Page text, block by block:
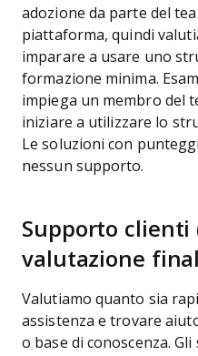
adozione da parte del
piattaforma, quindi
imparare a usare uno
formazione minima.
impiega un membro del
iniziare a utilizzare lo
Le soluzioni con
nessun supporto.
Supporto clienti
valutazione
Valutiamo quanto sia
assistenza e trovare
o base di conoscenza.